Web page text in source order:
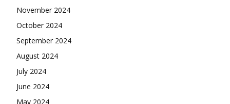
November 2024
October 2024
September 2024
August 2024
July 2024
June 2024
May 2024